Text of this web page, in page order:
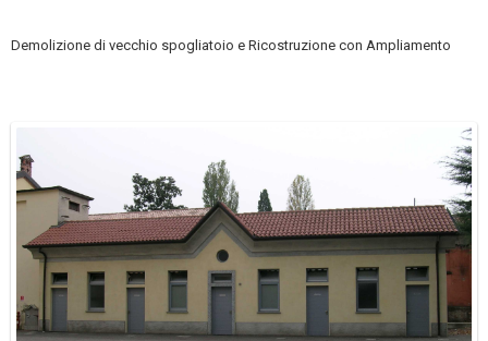
Demolizione di vecchio spogliatoio e Ricostruzione con Ampliamento